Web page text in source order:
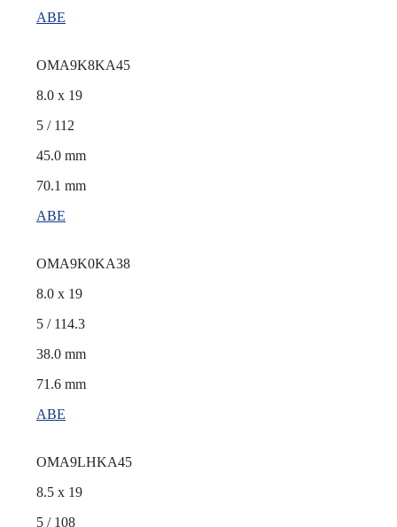
ABE
OMA9K8KA45
8.0 x 19
5 / 112
45.0 mm
70.1 mm
ABE
OMA9K0KA38
8.0 x 19
5 / 114.3
38.0 mm
71.6 mm
ABE
OMA9LHKA45
8.5 x 19
5 / 108